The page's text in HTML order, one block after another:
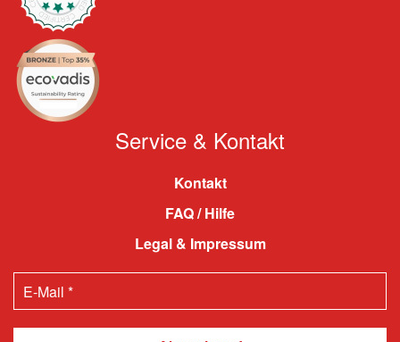
Service & Kontakt
Kontakt
FAQ / Hilfe
Legal & Impressum